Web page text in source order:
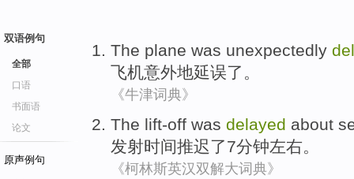
双语例句
全部
口语
书面语
论文
原声例句
The plane was unexpectedly
飞机意外地延误了 。
《牛津词典》
The lift-off was delayed about
发射时间推迟了7分钟左右。
《柯林斯英汉双解大词典》